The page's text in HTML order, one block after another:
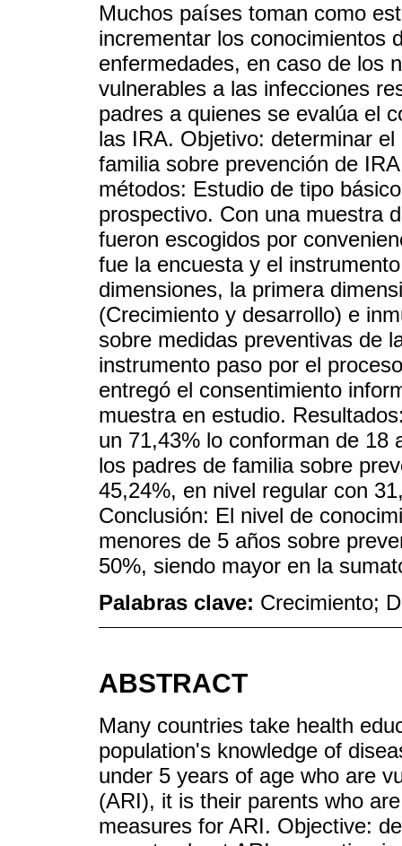
Muchos países toman como
incrementar los conocimientos
enfermedades, en caso de los
vulnerables a las infecciones
padres a quienes se evalúa el
las IRA. Objetivo: determinar
familia sobre prevención de
métodos: Estudio de tipo
prospectivo. Con una muestra
fueron escogidos por
fue la encuesta y el
dimensiones, la primera
(Crecimiento y desarrollo) e
sobre medidas preventivas de
instrumento paso por el
entregó el consentimiento
muestra en estudio.
un 71,43% lo conforman de 18
los padres de familia sobre
45,24%, en nivel regular con
Conclusión: El nivel de
menores de 5 años sobre
50%, siendo mayor en la
Palabras clave: Crecimiento;
ABSTRACT
Many countries take health
population's knowledge of
under 5 years of age who are
(ARI), it is their parents who
measures for ARI. Objective: